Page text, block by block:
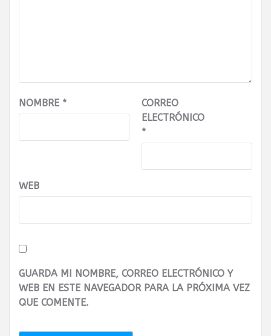
NOMBRE *
CORREO
ELECTRÓNICO
*
WEB
GUARDA MI NOMBRE, CORREO ELECTRÓNICO Y
WEB EN ESTE NAVEGADOR PARA LA PRÓXIMA VEZ
QUE COMENTE.